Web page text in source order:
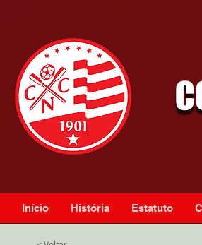
Início História Estatuto